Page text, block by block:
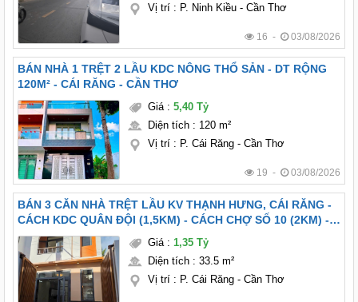
Vị trí: P. Ninh Kiều - Cần Thơ
16 - 03/08/2026
BÁN NHÀ 1 TRỆT 2 LẦU KDC NÔNG THỔ SẢN - DT RỘNG
120M² - CÁI RĂNG - CẦN THƠ
Giá: 5,40 Tỷ
Diện tích: 120 m²
Vị trí: P. Cái Răng - Cần Thơ
19 - 03/08/2026
BÁN 3 CĂN NHÀ TRỆT LẦU KV THẠNH HƯNG, CÁI RĂNG -
CÁCH KDC QUÂN ĐỘI (1,5KM) - CÁCH CHỢ SỐ 10 (2KM) -
FULL NỘI THẤT
Giá: 1,35 Tỷ
Diện tích: 33.5 m²
Vị trí: P. Cái Răng - Cần Thơ